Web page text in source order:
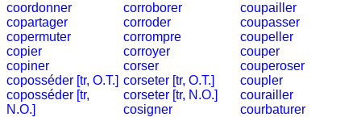
de
vocabulaire
Autres
Puzzle
Petit
coordonner
copartager
copermuter
copier
copiner
coposséder [tr, O.T.]
coposséder [tr,
N.O.]
corroborer
corroder
corrompre
corroyer
corser
corseter [tr, O.T.]
corseter [tr, N.O.]
cosigner
coupailler
coupasser
coupeller
couper
couperoser
coupler
courailler
courbaturer